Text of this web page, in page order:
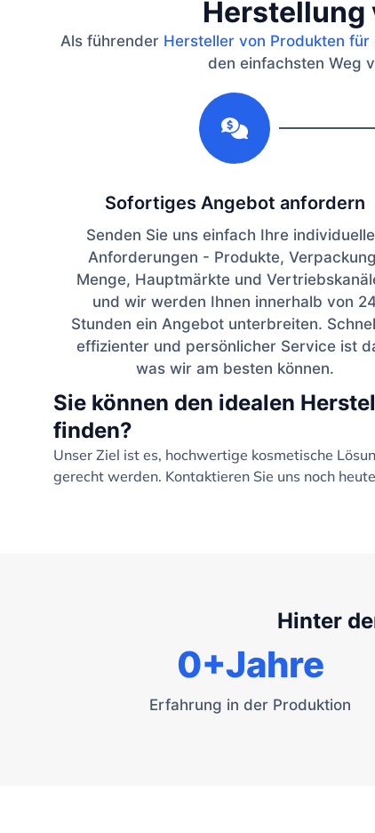
Herstellung
Als führender Hersteller von Produkten
den einfachsten Weg
Sofortiges Angebot anfordern
Senden Sie uns einfach Ihre
Anforderungen - Produkte,
Menge, Hauptmärkte und
und wir werden Ihnen innerhalb von
Stunden ein Angebot unterbreiten.
effizienter und persönlicher Service ist
was wir am besten können.
Sie können den idealen
finden?
Unser Ziel ist es, hochwertige kosmetische
gerecht werden. Kontaktieren Sie uns noch
Hinter
Erfahrung in der Produktion
0+Jahre